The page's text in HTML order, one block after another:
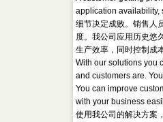
application availability,
细节决定成败。销售人
度。我公司应用历史悠
生产效率，同时控制成本
With our solutions you
and customers are.
You can improve
with your business
使用我公司的解决方案